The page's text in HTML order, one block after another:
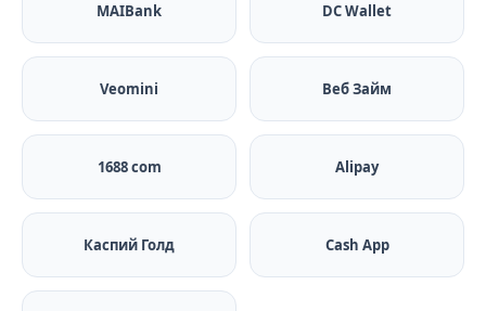
MAIBank DC Wallet
Veomini Веб Займ
1688 com Alipay
Каспий Голд Cash App